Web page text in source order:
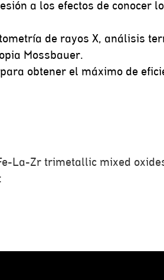
a los efectos de conocer
de rayos X, análisis
Mossbauer.
obtener el máximo de
La-Zr trimetallic mixed